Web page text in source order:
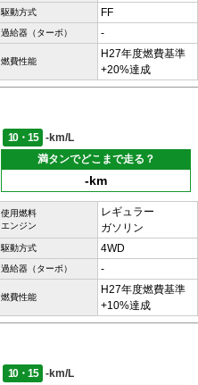
駆動方式 FF
過給器（ターボ） -
燃費性能
H27年度燃費基準
+20%達成
10・15
-km/L
満タンでどこまで走る？
-km
使用燃料
エンジン
レギュラー
ガソリン
駆動方式 4WD
過給器（ターボ） -
燃費性能
H27年度燃費基準
+10%達成
10・15
-km/L